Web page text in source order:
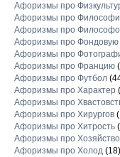
Афоризмы про
Афоризмы про
Афоризмы про
Афоризмы про Фондовую
Афоризмы про
Афоризмы про Францию
Афоризмы про Футбол
Афоризмы про Характер
Афоризмы про
Афоризмы про Хирургов
Афоризмы про Хитрость
Афоризмы про Хозяйство
Афоризмы про Холод(18)